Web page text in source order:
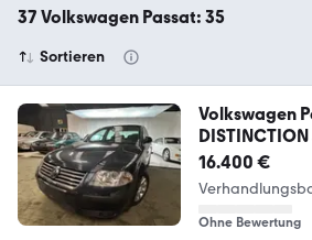
37 Volkswagen Passat: 35
Sortieren
Volkswagen
16.400 €
Ohne Bewertung